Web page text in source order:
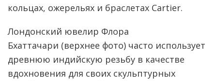
кольцах, ожерельях и браслетах Cartier.
Лондонский ювелир Флора
Бхаттачари (верхнее фото) часто использует
древнюю индийскую резьбу в качестве
вдохновения для своих скульптурных